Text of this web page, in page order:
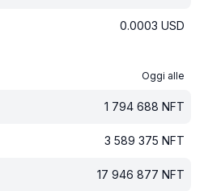
0.0003 USD
Oggi alle
1 794 688 NFT
3 589 375 NFT
17 946 877 NFT